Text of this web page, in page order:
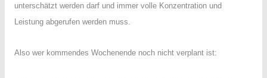
unterschätzt werden darf und immer volle Konzentration und
Leistung abgerufen werden muss.
Also wer kommendes Wochenende noch nicht verplant ist: